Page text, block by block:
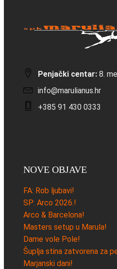
Penjački centar: 8.
info@marulianus.hr
+385 91 430 0333
NOVE OBJAVE
FA: Rob ljubavi!
SP: Arco 2026.!
Arco & Barcelona!
Masters setup u Marula!
Dame vole Pole!
Šuplja stina zatvorena za
Marjanski dani!